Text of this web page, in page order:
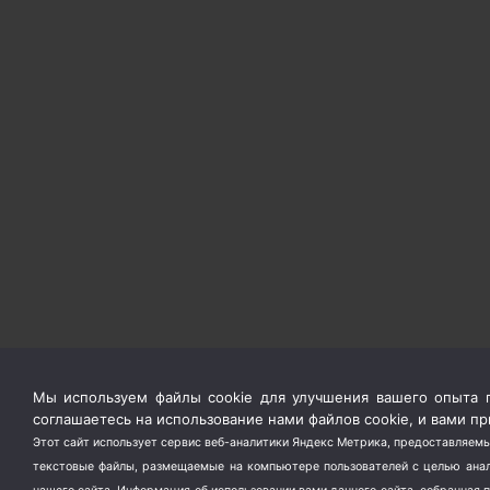
Мы используем файлы cookie для улучшения вашего опыта
соглашаетесь на использование нами файлов cookie, и вами
Этот сайт использует сервис веб-аналитики Яндекс Метрика,
текстовые файлы, размещаемые на компьютере пользователей с целью